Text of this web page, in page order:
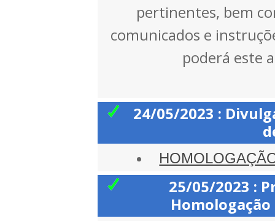
pertinentes, bem
comunicados e
poderá este
24/05/2023 :
25/05/2023 :